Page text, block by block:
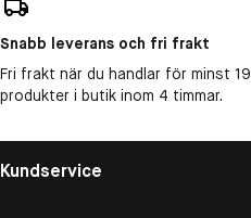
Snabb leverans och fri frakt
Fri frakt när du handlar för minst
produkter i butik inom 4 timmar.
Kundservice